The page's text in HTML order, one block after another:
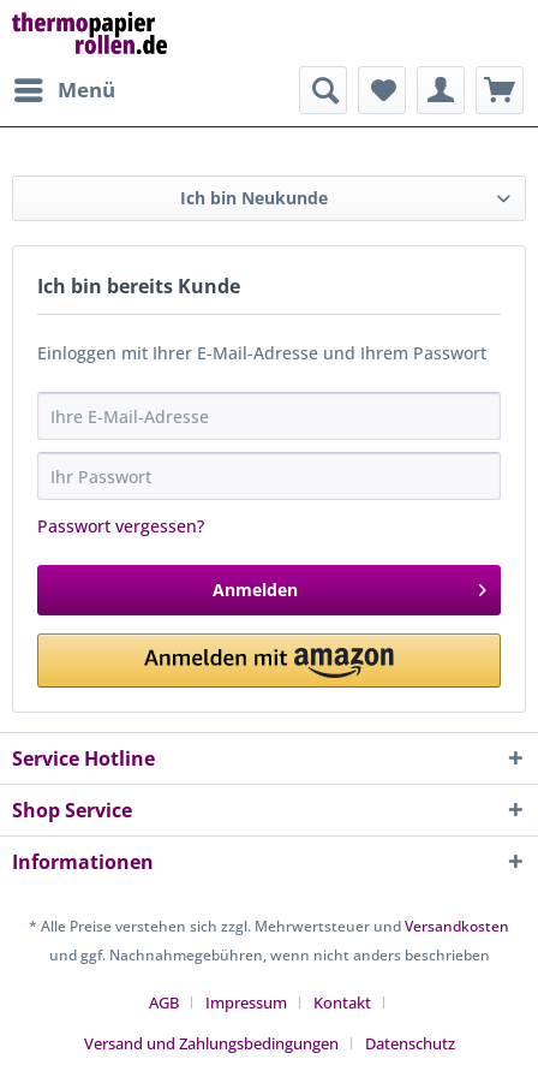
Menü
Ich bin Neukunde
Ich bin bereits Kunde
Einloggen mit Ihrer E-Mail-Adresse und Ihrem Passwort
Passwort vergessen?
Anmelden
Service Hotline
Shop Service
Informationen
* Alle Preise verstehen sich zzgl. Mehrwertsteuer undVersandkosten
und ggf. Nachnahmegebühren, wenn nicht anders beschrieben
AGB Impressum
Kontakt
Versand und Zahlungsbedingungen
Datenschutz